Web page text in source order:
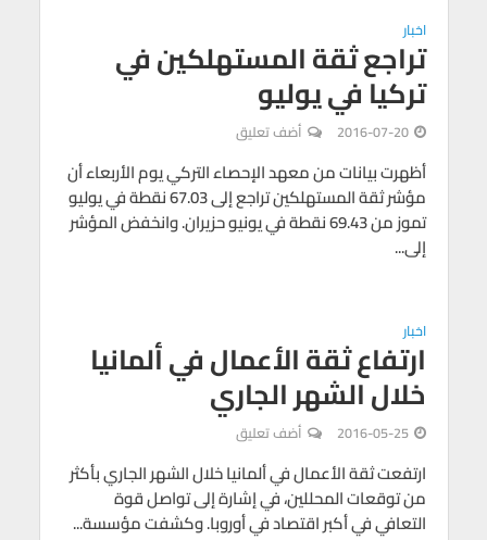
اخبار
تراجع ثقة المستهلكين في
تركيا في يوليو
2016-07-20 أضف تعليق
أظهرت بيانات من معهد الإحصاء التركي يوم الأربعاء أن
مؤشر ثقة المستهلكين تراجع إلى 67.03 نقطة في يوليو
تموز من 69.43 نقطة في يونيو حزيران. وانخفض المؤشر
إلى...
اخبار
ارتفاع ثقة الأعمال في ألمانيا
خلال الشهر الجاري
2016-05-25 أضف تعليق
ارتفعت ثقة الأعمال في ألمانيا خلال الشهر الجاري بأكثر
من توقعات المحللين، في إشارة إلى تواصل قوة
التعافي في أكبر اقتصاد في أوروبا. وكشفت مؤسسة...